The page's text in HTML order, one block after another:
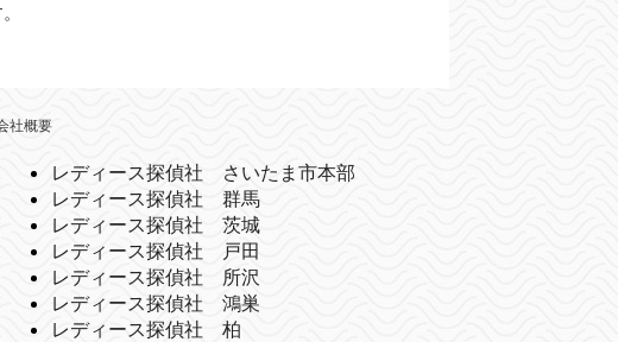
社概要
レディース探偵社 さいたま市本部
レディース探偵社 群馬
レディース探偵社 茨城
レディース探偵社 戸田
レディース探偵社 所沢
レディース探偵社 鴻巣
レディース探偵社 柏